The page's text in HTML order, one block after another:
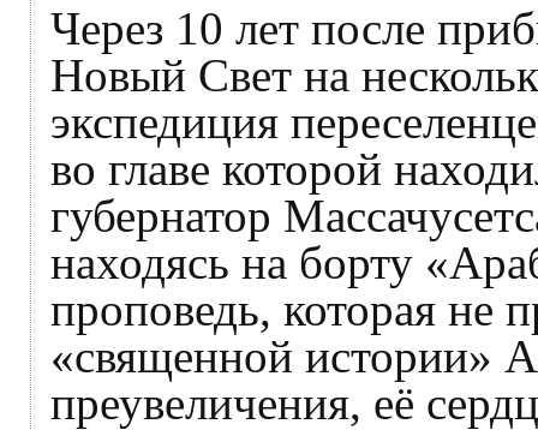
Через 10 лет после
Новый Свет на
экспедиция
во главе которой
губернатор
находясь на борту
проповедь, которая не
«священной истории»
преувеличения, её